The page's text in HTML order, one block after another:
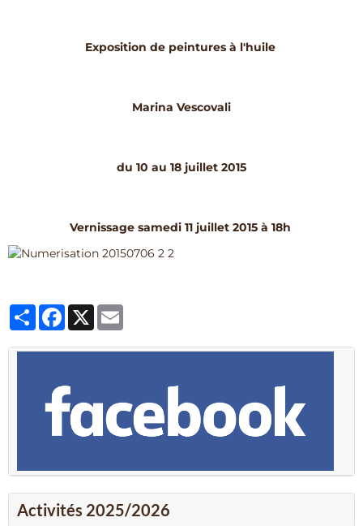
Exposition de peintures à l'huile
Marina Vescovali
du 10 au 18 juillet 2015
Vernissage samedi 11 juillet 2015 à 18h
PartagerFacebook
X
Activités 2025/2026